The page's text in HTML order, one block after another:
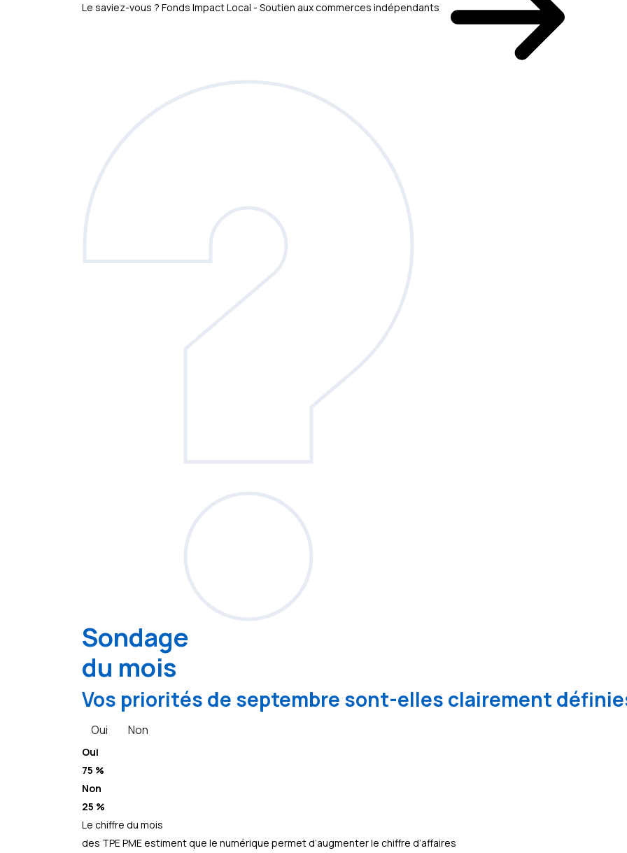
Le saviez-vous ? Fonds Impact Local - Soutien aux commerces indépendants
Sondage
du mois
Vos priorités de septembre sont-elles clairement
Oui Non
Oui
75 %
Non
25 %
Le chiffre du mois
des TPE PME estiment que le numérique permet d’augmenter le chiffre d’affaires